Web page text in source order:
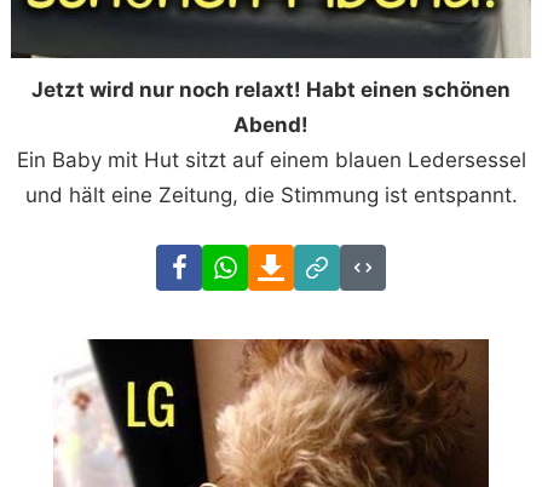
Jetzt wird nur noch relaxt! Habt einen schönen
Abend!
Ein Baby mit Hut sitzt auf einem blauen Ledersessel
und hält eine Zeitung, die Stimmung ist entspannt.
FacebookWhatsAppDownload
Link
Code